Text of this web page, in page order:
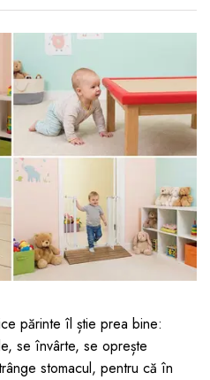
părinte îl știe prea bine:
se învârte, se oprește
stomacul, pentru că în